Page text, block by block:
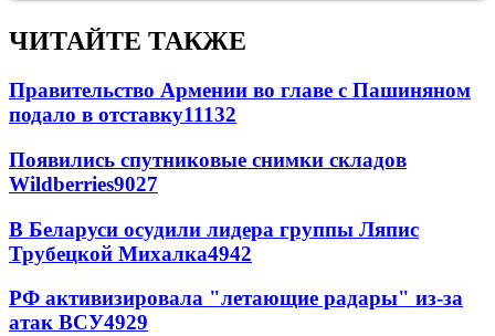
ЧИТАЙТЕ ТАКЖЕ
Правительство Армении во главе с Пашиняном
подало в отставку11132
Появились спутниковые снимки складов
Wildberries9027
В Беларуси осудили лидера группы Ляпис
Трубецкой Михалка4942
РФ активизировала "летающие радары" из-за
атак ВСУ4929